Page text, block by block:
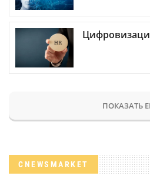
ПОКАЗАТЬ
CNEWSMARKET